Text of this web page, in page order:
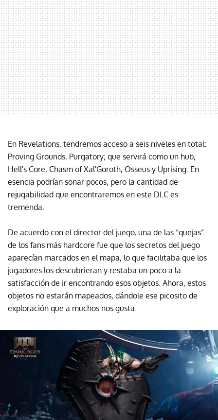
En Revelations, tendremos acceso a seis niveles en total:
Proving Grounds, Purgatory; que servirá como un hub,
Hell's Core, Chasm of Xal'Goroth, Osseus y Uprising. En
esencia podrían sonar pocos, pero la cantidad de
rejugabilidad que encontraremos en este DLC es
tremenda.
De acuerdo con el director del juego, una de las “quejas”
de los fans más hardcore fue que los secretos del juego
aparecían marcados en el mapa, lo que facilitaba que los
jugadores los descubrieran y restaba un poco a la
satisfacción de ir encontrando esos objetos. Ahora, estos
objetos no estarán mapeados, dándole ese picosito de
exploración que a muchos nos gusta.